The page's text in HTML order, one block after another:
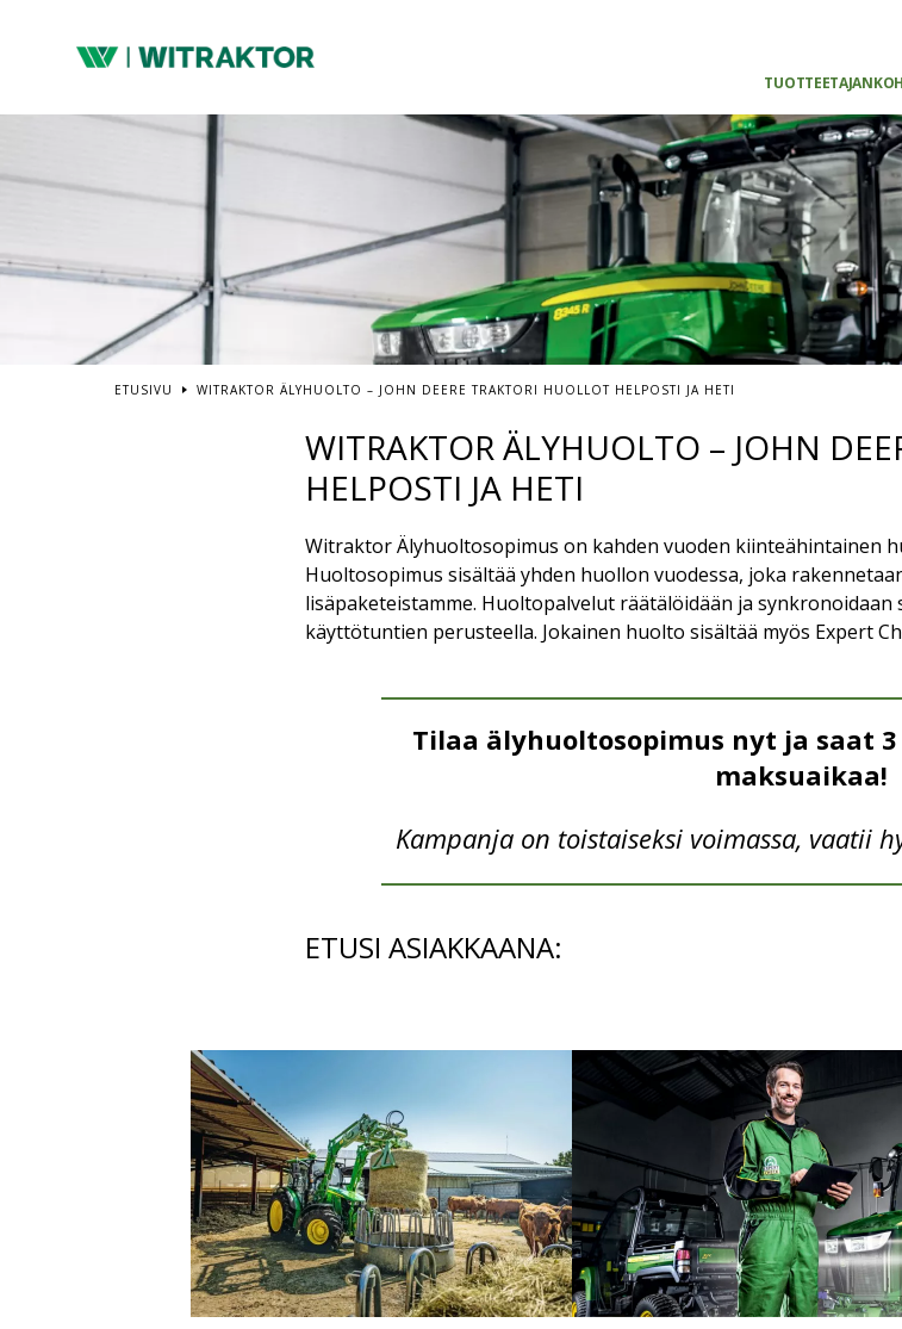
TUOTTEET
ETUSIVU WITRAKTOR ÄLYHUOLTO – JOHN DEERE TRAKTORI HUOLLOT HELPOSTI JA HETI
WITRAKTOR ÄLYHUOLTO – JOHN
HELPOSTI JA HETI
Witraktor Älyhuoltosopimus on kahden vuoden kiinteähintainen
Huoltosopimus sisältää yhden huollon vuodessa, joka
lisäpaketeistamme. Huoltopalvelut räätälöidään ja
käyttötuntien perusteella. Jokainen huolto sisältää myös Expert
Tilaa älyhuoltosopimus nyt ja saat
maksuaikaa!
Kampanja on toistaiseksi voimassa, vaatii
ETUSI ASIAKKAANA: